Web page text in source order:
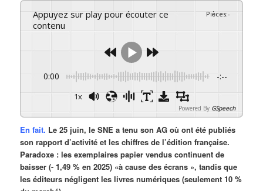
Appuyez sur play pour écouter ce
contenu
Pièces:-
0:00 -:--
1x
Powered By GSpeech
En fait. Le 25 juin, le SNE a tenu son AG où ont été publiés
son rapport d’activité et les chiffres de l’édition française.
Paradoxe : les exemplaires papier vendus continuent de
baisser (- 1,49 % en 2025) «à cause des écrans », tandis que
les éditeurs négligent les livres numériques (seulement 10 %